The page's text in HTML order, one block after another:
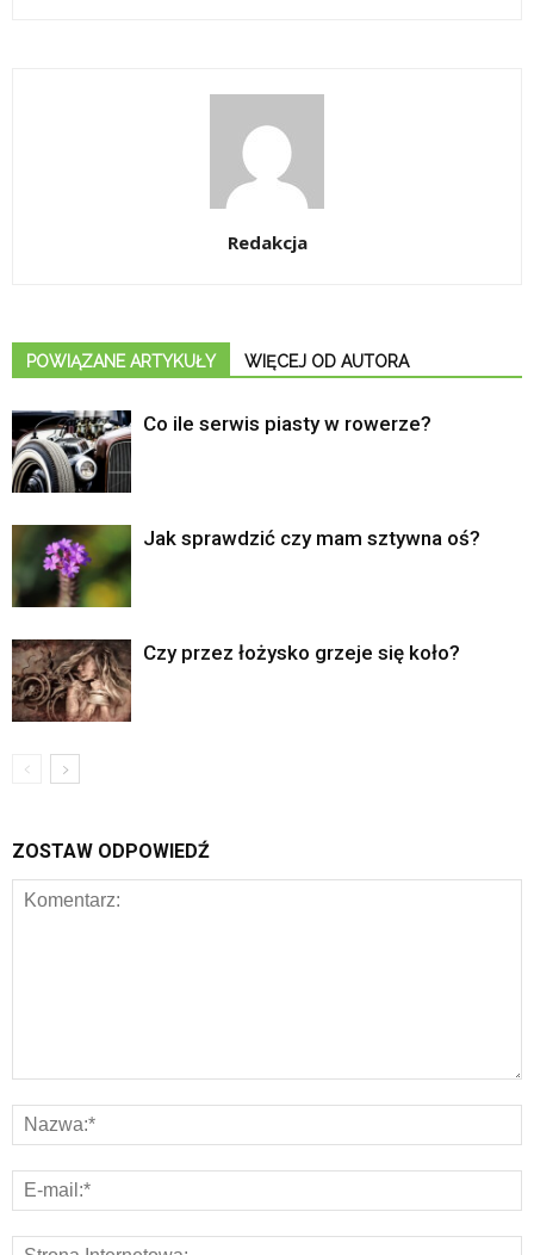
Redakcja
POWIĄZANE ARTYKUŁY WIĘCEJ OD AUTORA
Co ile serwis piasty w rowerze?
Jak sprawdzić czy mam sztywna oś?
Czy przez łożysko grzeje się koło?
ZOSTAW ODPOWIEDŹ